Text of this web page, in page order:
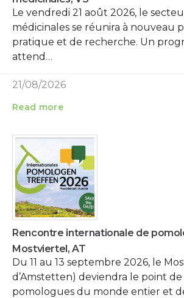
Le vendredi 21 août 2026, le
médicinales se réunira à nouveau
pratique et de recherche. Un
attend…
21/08/2026
Read more
Rencontre internationale de
Mostviertel, AT
Du 11 au 13 septembre 2026, le
d’Amstetten) deviendra le point
pomologues du monde entier et